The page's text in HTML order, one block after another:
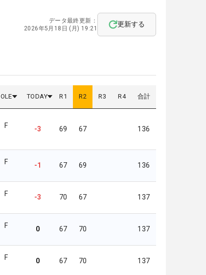
データ最終更新：
2026年5月18日 (月) 19:21
更新する
TODAY R 1 R2 R3 R4 合計
F -3 69 67 136
F -1 67 69 136
F -3 70 67 137
F 0 67 70 137
F 0 67 70 137